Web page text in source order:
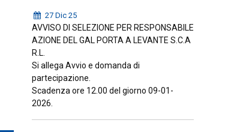
27 Dic 25
AVVISO DI SELEZIONE PER RESPONSABILE
AZIONE DEL GAL PORTA A LEVANTE S.C.A
R.L.
Si allega Avvio e domanda di
partecipazione.
Scadenza ore 12.00 del giorno 09-01-
2026.